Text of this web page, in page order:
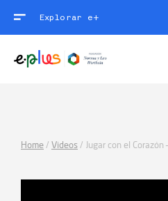
Explorar e+
Home / Videos / Jugar con el Corazón